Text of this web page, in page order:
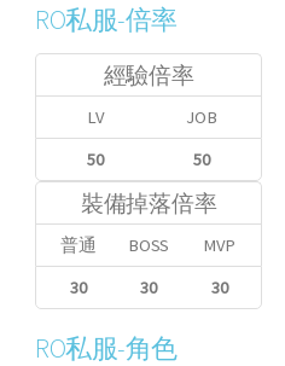
RO私服-倍率
經驗倍率
LV
JOB
50
50
裝備掉落倍率
普通 BOSS
MVP
30
30 30
RO私服-角色